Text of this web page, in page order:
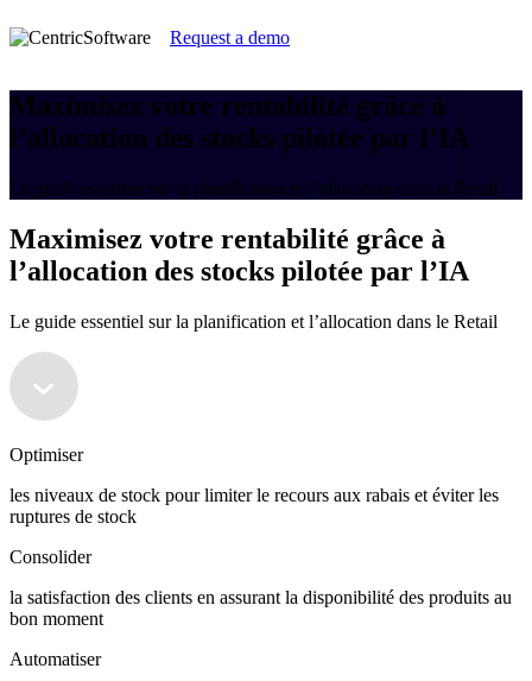
Request a demo
Maximisez votre rentabilité grâce à
l’allocation des stocks pilotée par l’IA
Le guide essentiel sur la planification et l’allocation dans le Retail
Maximisez votre rentabilité grâce à
l’allocation des stocks pilotée par l’IA
Le guide essentiel sur la planification et l’allocation dans le Retail
Optimiser
les niveaux de stock pour limiter le recours aux rabais et éviter les
ruptures de stock
Consolider
la satisfaction des clients en assurant la disponibilité des produits au
bon moment
Automatiser